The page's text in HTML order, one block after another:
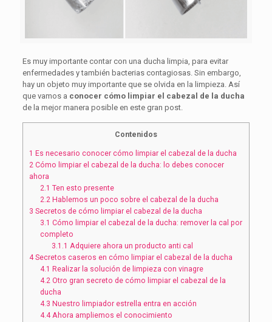
Es muy importante contar con una ducha limpia, para evitar
enfermedades y también bacterias contagiosas. Sin embargo,
hay un objeto muy importante que se olvida en la limpieza. Así
que vamos a conocer cómo limpiar el cabezal de la ducha
de la mejor manera posible en este gran post.
Contenidos
1 Es necesario conocer cómo limpiar el cabezal de la ducha
2Cómo limpiar el cabezal de la ducha: lo debes conocer
ahora
2.1 Ten esto presente
2.2 Hablemos un poco sobre el cabezal de la ducha
3 Secretos de cómo limpiar el cabezal de la ducha
3.1 Cómo limpiar el cabezal de la ducha: remover la cal por
completo
3.1.1 Adquiere ahora un producto anti cal
4Secretos caseros en cómo limpiar el cabezal de la ducha
4.1 Realizar la solución de limpieza con vinagre
4.2 Otro gran secreto de cómo limpiar el cabezal de la
ducha
4.3 Nuestro limpiador estrella entra en acción
4.4Ahora ampliemos el conocimiento